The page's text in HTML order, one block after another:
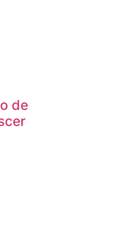
de